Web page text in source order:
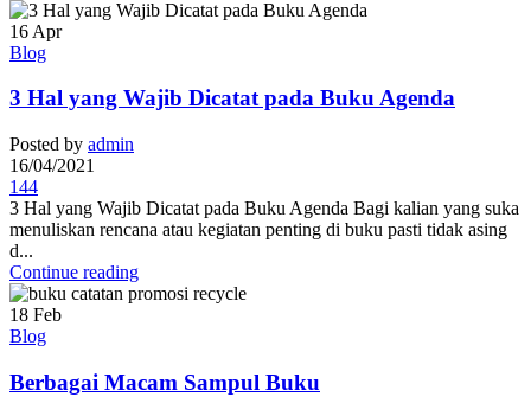
16 Apr
Blog
3 Hal yang Wajib Dicatat pada Buku Agenda
Posted by admin
16/04/2021
144
3 Hal yang Wajib Dicatat pada Buku Agenda Bagi kalian yang suka
menuliskan rencana atau kegiatan penting di buku pasti tidak asing
d...
Continue reading
18 Feb
Blog
Berbagai Macam Sampul Buku